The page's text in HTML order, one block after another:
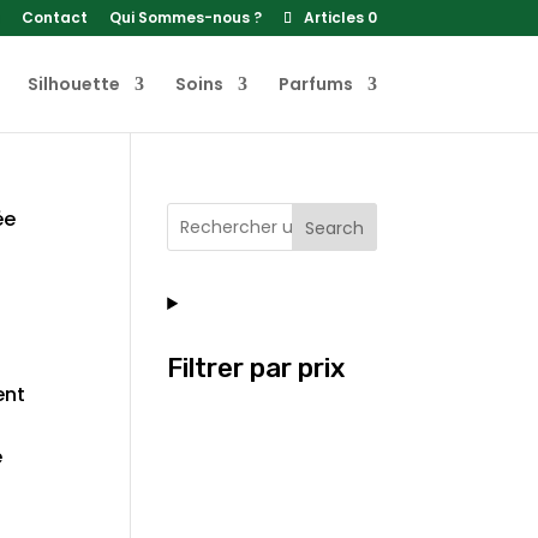
Contact Qui Sommes-nous ? Articles 0
Silhouette Soins Parfums
Search
Filtrer par prix